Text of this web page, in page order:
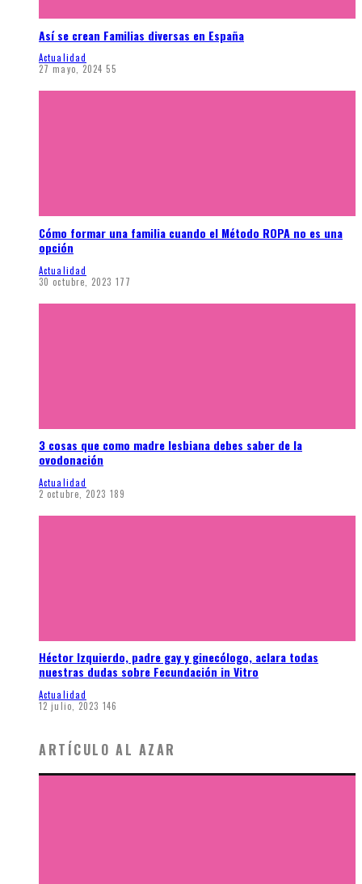
Así se crean Familias diversas en España
Actualidad
27 mayo, 2024 55
Cómo formar una familia cuando el Método ROPA no es una
opción
Actualidad
30 octubre, 2023 177
3 cosas que como madre lesbiana debes saber de la
ovodonación
Actualidad
2 octubre, 2023 189
Héctor Izquierdo, padre gay y ginecólogo, aclara todas
nuestras dudas sobre Fecundación in Vitro
Actualidad
12 julio, 2023 146
ARTÍCULO AL AZAR